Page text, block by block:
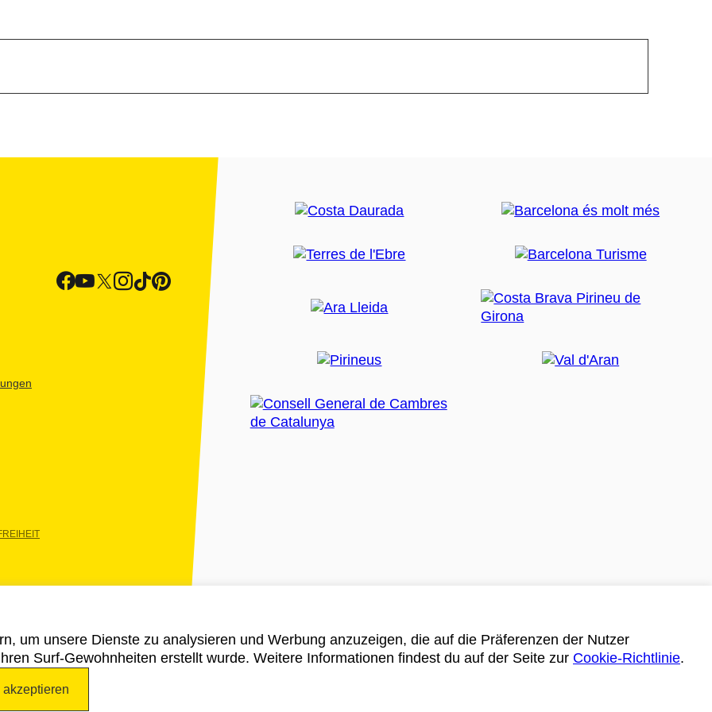
um unsere Dienste zu analysieren und Werbung anzuzeigen, die auf die Präferenzen der Nutzer
Surf-Gewohnheiten erstellt wurde. Weitere Informationen findest du auf der Seite zur Cookie-Richtlinie.